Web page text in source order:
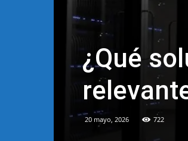
¿Qué
20 mayo, 2026 722